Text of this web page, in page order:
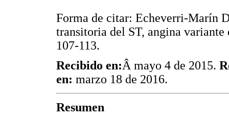
Forma de citar: Echeverri-Marín
transitoria del ST, angina
107-113.
Recibido en:Â mayo 4 de 2015.
en: marzo 18 de 2016.
Resumen